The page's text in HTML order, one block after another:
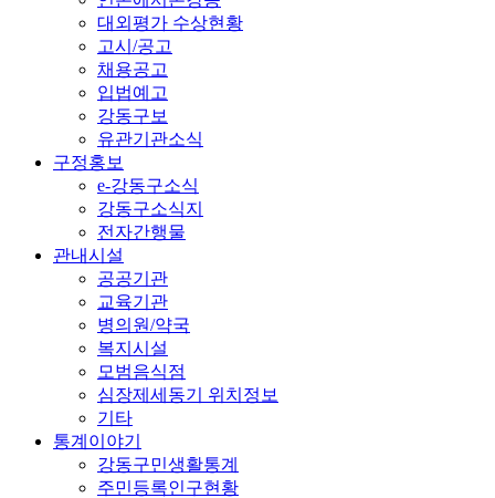
대외평가 수상현황
고시/공고
채용공고
입법예고
강동구보
유관기관소식
구정홍보
e-강동구소식
강동구소식지
전자간행물
관내시설
공공기관
교육기관
병의원/약국
복지시설
모범음식점
심장제세동기 위치정보
기타
통계이야기
강동구민생활통계
주민등록인구현황